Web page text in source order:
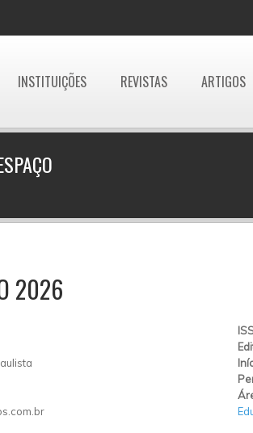
INSTITUIÇÕES REVISTAS ARTIGOS
2026